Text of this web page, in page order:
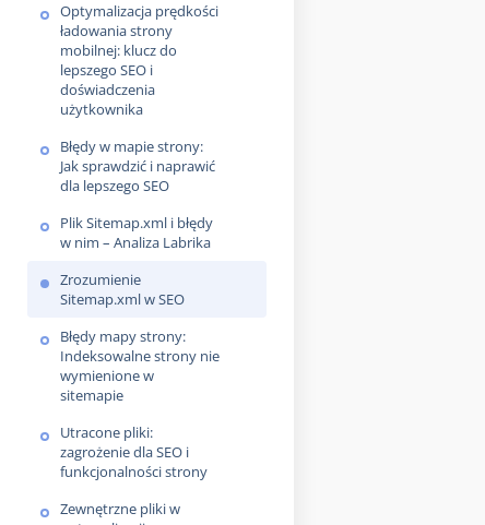
Optymalizacja prędkości
ładowania strony
mobilnej: klucz do
lepszego SEO i
doświadczenia
użytkownika
Błędy w mapie strony:
Jak sprawdzić i naprawić
dla lepszego SEO
Plik Sitemap.xml i błędy
w nim – Analiza Labrika
Zrozumienie
Sitemap.xml w SEO
Błędy mapy strony:
Indeksowalne strony nie
wymienione w
sitemapie
Utracone pliki:
zagrożenie dla SEO i
funkcjonalności strony
Zewnętrzne pliki w